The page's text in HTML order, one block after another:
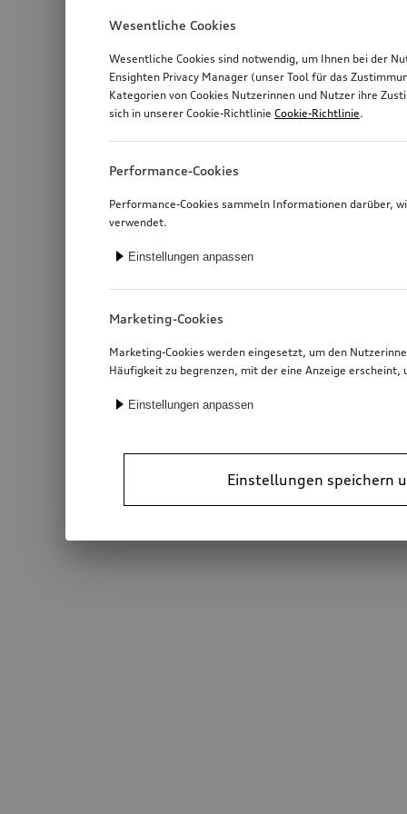
Wesentliche Cookies
Wesentliche Cookies sind notwendig, um Ihnen bei der
Ensighten Privacy Manager (unser Tool für das
Kategorien von Cookies Nutzerinnen und Nutzer ihre
sich in unserer Cookie-Richtlinie Cookie-Richtlinie.
Performance-Cookies
Performance-Cookies sammeln Informationen darüber,
verwendet.
Einstellungen anpassen
Marketing-Cookies
Marketing-Cookies werden eingesetzt, um den
Häufigkeit zu begrenzen, mit der eine Anzeige
Einstellungen anpassen
Einstellungen speichern